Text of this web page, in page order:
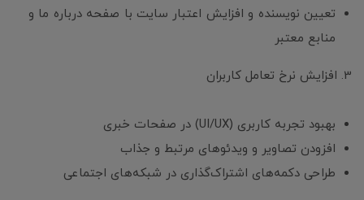
تعیین نویسنده و افزایش اعتبار سایت با صفحه درباره ما و
منابع معتبر
3. افزایش نرخ تعامل کاربران
بهبود تجربه کاربری (UI/UX) در صفحات خبری
افزودن تصاویر و ویدئوهای مرتبط و جذاب
طراحی دکمه‌های اشتراک‌گذاری در شبکه‌های اجتماعی